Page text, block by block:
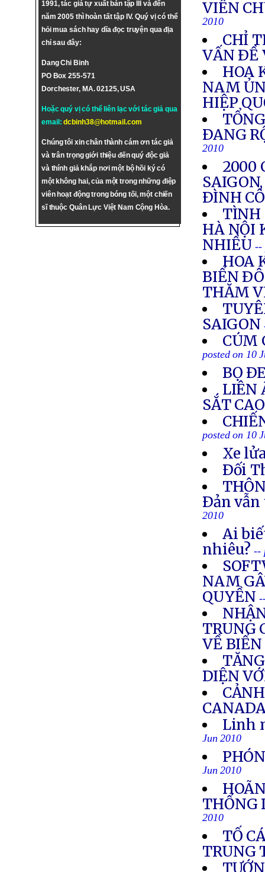
1991, tác giả tự xuất bản tập III và đến
năm 2005 thì hoàn tất tập IV. Quý vị có thể
hỏi mua sách hay dĩa đọc truyện qua địa
chỉ sau đây:
Dang Chi Binh
PO Box 255-571
Dorchester, MA. 02125, USA
Hoặc quý vị có thể liên lạc với tác giả qua
email:dcbinh38@hotmail.com
Chúng tôi xin chân thành cám ơn tác giả
và trân trọng giới thiệu đến quý độc giả
và thính giả khắp nơi một bộ hồi ký có
một không hai, của một trong những điệp
viên hoạt động trong bóng tối, một chiến
sĩ thuộc Quân Lực Việt Nam Cộng Hòa.
VIÊN
2010
CHỈ
VẤN ÐỀ
HOA
NAM
HIỆP
ÐANG
2010
2000
ÐÌNH
TÌNH
HÀ NỘI
NHIỀU --
HOA
BIỂN
THĂM
SAIGON
CÚM
posted on 10
BỌ
LIÊN
SẮT
posted on 10
Xe
Ðối
Ðản
2010
Ai
nhiêu? --
NAM
QUYỀN
TRUNG
VỀ
DIỆN
Linh
Jun 2010
Jun 2010
THỐNG
2010
TỐ
TRUNG